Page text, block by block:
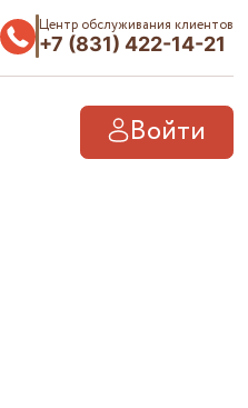
Центр обслуживания клиентов
+7 (831) 422-14-21
Войти